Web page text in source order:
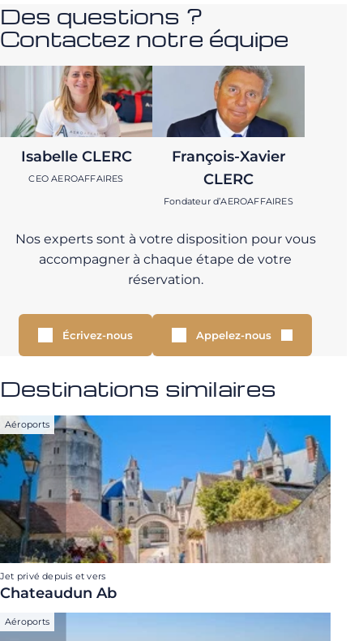
Des questions ?
Contactez notre équipe
Isabelle CLERC
CEO AEROAFFAIRES
François-Xavier
CLERC
Fondateur d’AEROAFFAIRES
Nos experts sont à votre disposition pour vous
accompagner à chaque étape de votre
réservation.
Écrivez-nous Appelez-nous
Destinations similaires
Aéroports
Jet privé depuis et vers
Chateaudun Ab
Aéroports